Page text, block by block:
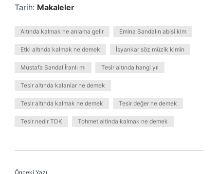
Tarih: Makaleler
Altında kalmak ne anlama gelir Emina Sandalın abisi kim
Etki altında kalmak ne demek İsyankar söz müzik kimin
Mustafa Sandal İranlı mı Tesir altında hangi yıl
Tesir altında kalanlar ne demek
Tesir altında kalmak ne demek Tesir değer ne demek
Tesir nedir TDK Tohmet altinda kalmak ne demek
Önceki Yazı